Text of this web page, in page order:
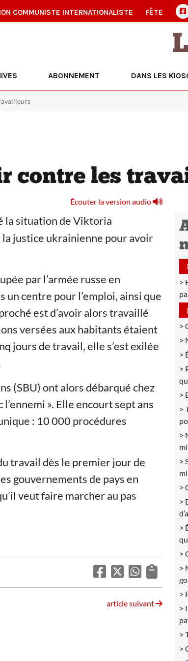
COMMUNISTE INTERNATIONALISTE FÊTE
ABONNEMENT DANS LES
contre les
Écouter la version audio
la situation de Viktoria
justice ukrainienne pour avoir
par l’armée russe en
centre pour l’emploi, ainsi que
est d’avoir alors travaillé
versées aux habitants étaient
jours de travail, elle s’est exilée
(SBU) ont alors débarqué chez
». Elle encourt sept ans
: 10 000 procédures
travail dès le premier jour de
gouvernements de pays en
veut faire marcher au pas
article suivant